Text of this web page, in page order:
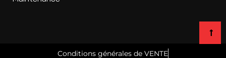
Conditions générales de VENTE